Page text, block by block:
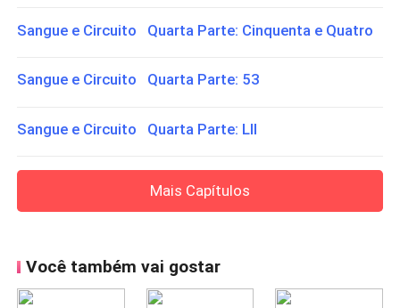
Sangue e Circuito Quarta Parte: Cinquenta e Quatro
Sangue e Circuito Quarta Parte: 53
Sangue e Circuito Quarta Parte: LII
Mais Capítulos
Você também vai gostar